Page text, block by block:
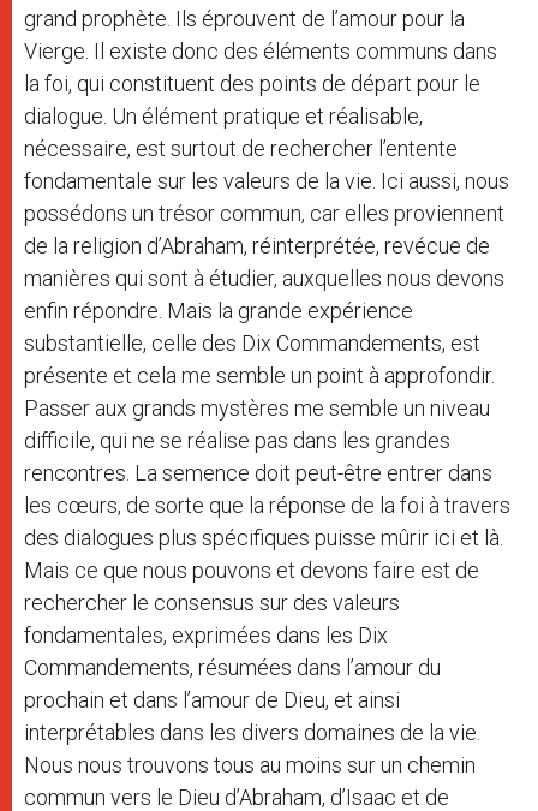
grand prophète. Ils éprouvent de l’amour pour la
Vierge. Il existe donc des éléments communs dans
la foi, qui constituent des points de départ pour le
dialogue. Un élément pratique et réalisable,
nécessaire, est surtout de rechercher l’entente
fondamentale sur les valeurs de la vie. Ici aussi, nous
possédons un trésor commun, car elles proviennent
de la religion d’Abraham, réinterprétée, revécue de
manières qui sont à étudier, auxquelles nous devons
enfin répondre. Mais la grande expérience
substantielle, celle des Dix Commandements, est
présente et cela me semble un point à approfondir.
Passer aux grands mystères me semble un niveau
difficile, qui ne se réalise pas dans les grandes
rencontres. La semence doit peut-être entrer dans
les cœurs, de sorte que la réponse de la foi à travers
des dialogues plus spécifiques puisse mûrir ici et là.
Mais ce que nous pouvons et devons faire est de
rechercher le consensus sur des valeurs
fondamentales, exprimées dans les Dix
Commandements, résumées dans l’amour du
prochain et dans l’amour de Dieu, et ainsi
interprétables dans les divers domaines de la vie.
Nous nous trouvons tous au moins sur un chemin
commun vers le Dieu d’Abraham, d’Isaac et de